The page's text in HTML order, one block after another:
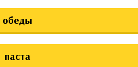
обеды
паста